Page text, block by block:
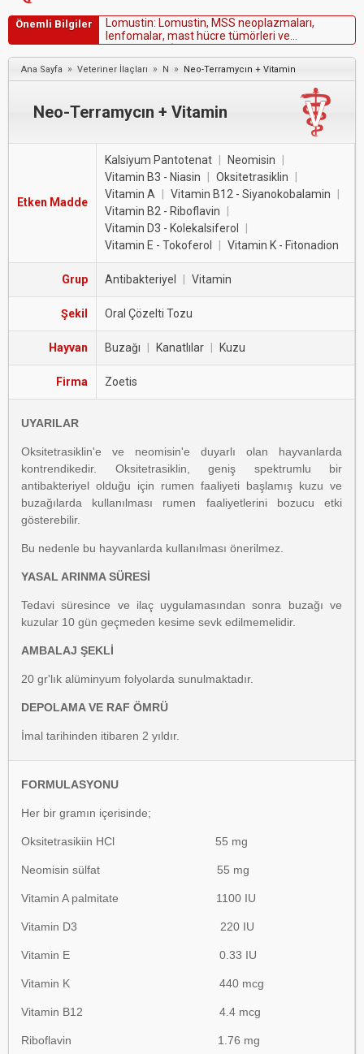
Önemli Bilgiler Lomustin: Lomustin, MSS neop azma arı,
enfoma ar, mast hücre tümöreri ve
sarkomların(köpeklerdehistiositiksarkom,
kedilerdeveköpeklerdefibrosarkom)ek
te davisin d e y a arlı olabilir.
Ana Sayfa » Veteriner İlaçları » N » Neo-Terramycın + Vitamin
Neo-Terramycın + Vitamin
Etken Madde
Kalsiyum Pantotenat Neomisin
Vitamin B3 - Niasin
Oksitetrasiklin
Vitamin A
Vitamin B12 - Siyanokobalamin
Vitamin B2 - Riboflavin
Vitamin D3 - Kolekalsiferol
Vitamin E - Tokoferol
Vitamin K - Fitonadion
Grup Antibakteriyel Vitamin
Şekil Oral Çözelti Tozu
Hayvan Buzağı Kanatlılar Kuzu
Firma Zoetis
UYARILAR
Oksitetrasiklin'e ve neomisin'e duyarlı olan hayvanlarda
kontrendikedir. Oksitetrasiklin, geniş spektrumlu bir
antibakteriyel olduğu için rumen faaliyeti başlamış kuzu ve
buzağılarda kullanılması rumen faaliyetlerini bozucu etki
gösterebilir.
Bu nedenle bu hayvanlarda kullanılması önerilmez.
YASAL ARINMA SÜRESİ
Tedavi süresince ve ilaç uygulamasından sonra buzağı ve
kuzular 10 gün geçmeden kesime sevk edilmemelidir.
AMBALAJ ŞEKLİ
20 gr'lık alüminyum folyolarda sunulmaktadır.
DEPOLAMA VE RAF ÖMRÜ
İmal tarihinden itibaren 2 yıldır.
FORMULASYONU
Her bir gramın içerisinde;
Oksitetrasikiin HCl 55 mg
Neomisin sülfat 55 mg
Vitamin A palmitate 1100 IU
Vitamin D3 220 IU
Vitamin E 0.33 IU
Vitamin K 440 mcg
Vitamin B12 4.4 mcg
Riboflavin 1.76 mg